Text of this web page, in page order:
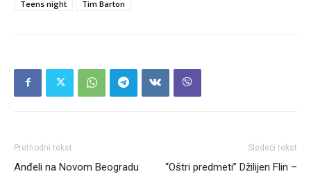
Teens night
Tim Barton
Prethodni tekst
Anđeli na Novom Beogradu
Sledeći tekst
“Oštri predmeti” Džilijen Flin –